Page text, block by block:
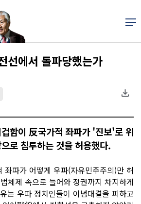
선에서 돌파당했는가
함이 反국가적 좌파가 '진보'로 위
로 침투하는 것을 허용했다.
파가 어떻게 우파(자유민주주의)만 허
체제 속으로 들어와 정권까지 차지하게
는 우파 정치인들이 이념대결을 피하고